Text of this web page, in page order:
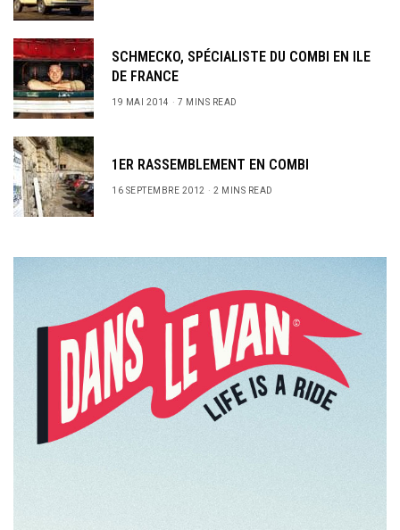
SCHMECKO, SPÉCIALISTE DU COMBI EN ILE
DE FRANCE
19 MAI 2014 7 MINS READ
1ER RASSEMBLEMENT EN COMBI
16 SEPTEMBRE 2012 2 MINS READ